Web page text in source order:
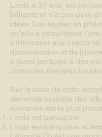
Linda a 31 ans, est
brillante et n’a pas peur
idées. Les études en
qu’elle a complétées l’ont
s’intéresser aux enjeux de
discrimination et de
a aussi participé à des
contre les énergies
Sur la base de cette
demande laquelle des
suivantes est la plus
Linda est banquière
Linda est banquière et